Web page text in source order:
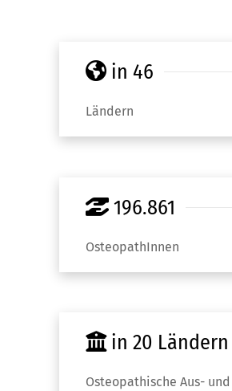
in 46
Ländern
196.861
OsteopathInnen
in 20 Ländern
Osteopathische Aus- und